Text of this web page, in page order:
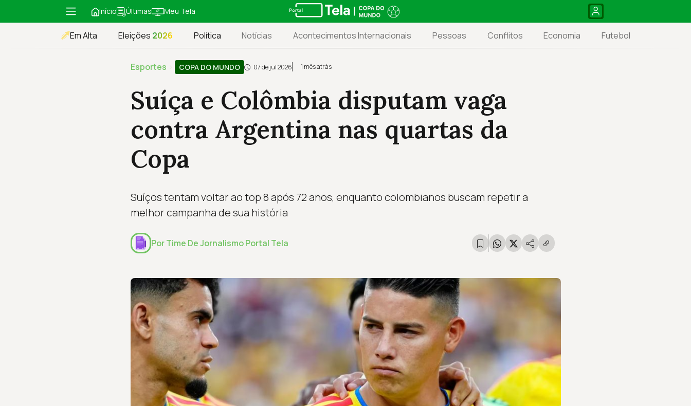
Início Últimas Meu Tela
Em Alta Eleições 2026 Política Notícias Acontecimentos Internacionais Pessoas Conflitos Economia Futebol
Esportes COPA DO MUNDO 07 de jul 2026 1 mês atrás
Suíça e Colômbia disputam vaga
contra Argentina nas quartas da
Copa
Suíços tentam voltar ao top 8 após 72 anos, enquanto colombianos buscam repetir a
melhor campanha de sua história
PorTime De Jornalismo Portal Tela